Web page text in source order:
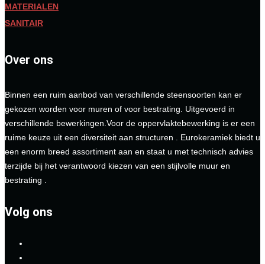
MATERIALEN
SANITAIR
Over ons
Binnen een ruim aanbod van verschillende steensoorten kan er
gekozen worden voor muren of voor bestrating. Uitgevoerd in
verschillende bewerkingen.Voor de oppervlaktebewerking is er een
ruime keuze uit een diversiteit aan structuren . Eurokeramiek biedt u
een enorm breed assortiment aan en staat u met technisch advies
terzijde bij het verantwoord kiezen van een stijlvolle muur en
bestrating .
Volg ons